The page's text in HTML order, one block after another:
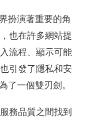
扮演著重要的角
也在許多網站提
流程、顯示可能
引發了隱私和安
了一個雙刃劍。
務品質之間找到